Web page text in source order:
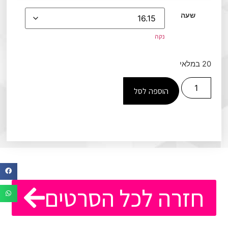
שעה
נקה
20 במלאי
הוספה לסל
חזרה לכל הסרטים